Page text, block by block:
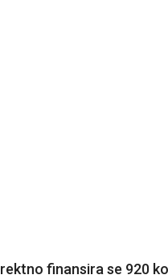
finansira se 920